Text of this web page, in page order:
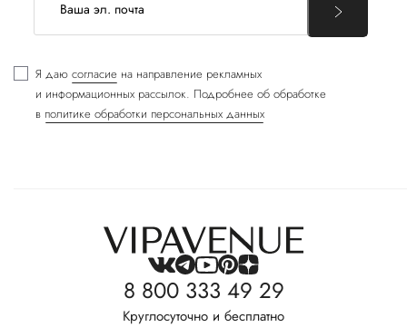
Я даю согласие на направление рекламных
и информационных рассылок. Подробнее об обработке
в политике обработки персональных данных
8 800 333 49 29
Круглосуточно и бесплатно